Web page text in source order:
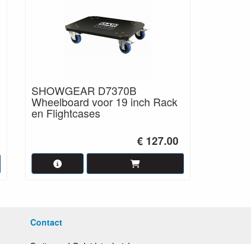
SHOWGEAR D7370B
Wheelboard voor 19 inch Rack
en Flightcases
€ 127.00
Contact